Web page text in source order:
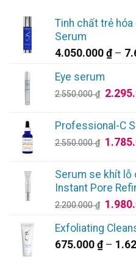
Tinh chất trẻ
Serum
4.050.000 ₫ –
Eye serum
2.550.000₫ Giá
là:
Professional-C
2.550.000₫ Giá
là:
Serum se khít lỗ
Instant Pore
2.200.000₫ Giá
là:
Exfoliating
675.000 ₫ –